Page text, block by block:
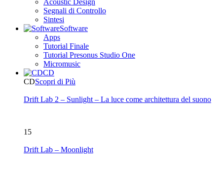
Acoustic Design
Segnali di Controllo
Sintesi
Software
Apps
Tutorial Finale
Tutorial Presonus Studio One
Micromusic
CD
CDScopri di Più
Drift Lab 2 – Sunlight – La luce come architettura del suono
15
Drift Lab – Moonlight